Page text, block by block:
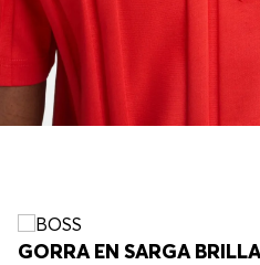
GORRA EN SARGA